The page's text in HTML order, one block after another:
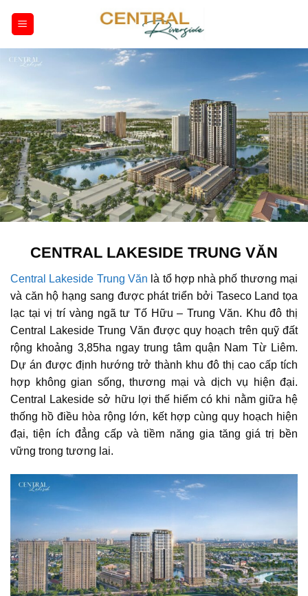
dung
CENTRAL LAKESIDE TRUNG VĂN
Central Lakeside Trung Văn là tổ hợp nhà phố thương mại
và căn hộ hạng sang được phát triển bởi Taseco Land tọa
lạc tại vị trí vàng ngã tư Tố Hữu – Trung Văn. Khu đô thị
Central Lakeside Trung Văn được quy hoạch trên quỹ đất
rộng khoảng 3,85ha ngay trung tâm quận Nam Từ Liêm.
Dự án được định hướng trở thành khu đô thị cao cấp tích
hợp không gian sống, thương mại và dịch vụ hiện đại.
Central Lakeside sở hữu lợi thế hiếm có khi nằm giữa hệ
thống hồ điều hòa rộng lớn, kết hợp cùng quy hoạch hiện
đại, tiện ích đẳng cấp và tiềm năng gia tăng giá trị bền
vững trong tương lai.